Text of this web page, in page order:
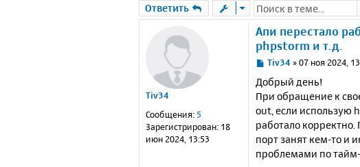
Ответить
Tiv34
Сообщения: 5
Зарегистрирован: 18
июн 2024, 13:53
Апи перестало
phpstorm и т.д.
С
о
б
щ
е
н
и
е
Tiv34 »07 ноя 2024,
Добрый день!
При обращение к
out, если использую
работало корректно.
порт занят кем-то и
проблемами по